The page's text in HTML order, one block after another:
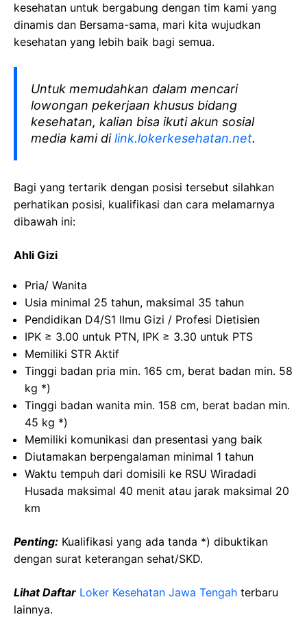
kesehatan untuk bergabung dengan tim kami yang
dinamis dan Bersama-sama, mari kita wujudkan
kesehatan yang lebih baik bagi semua.
Untuk memudahkan dalam mencari
lowongan pekerjaan khusus bidang
kesehatan, kalian bisa ikuti akun sosial
media kami dilink.lokerkesehatan.net.
Bagi yang tertarik dengan posisi tersebut silahkan
perhatikan posisi, kualifikasi dan cara melamarnya
dibawah ini:
Ahli Gizi
Pria/ Wanita
Usia minimal 25 tahun, maksimal 35 tahun
Pendidikan D4/S1 lImu Gizi / Profesi Dietisien
IPK ≥ 3.00 untuk PTN, IPK ≥ 3.30 untuk PTS
Memiliki STR Aktif
Tinggi badan pria min. 165 cm, berat badan min. 58
kg *)
Tinggi badan wanita min. 158 cm, berat badan min.
45 kg *)
Memiliki komunikasi dan presentasi yang baik
Diutamakan berpengalaman minimal 1 tahun
Waktu tempuh dari domisili ke RSU Wiradadi
Husada maksimal 40 menit atau jarak maksimal 20
km
Penting: Kualifikasi yang ada tanda *) dibuktikan
dengan surat keterangan sehat/SKD.
Lihat Daftar Loker Kesehatan Jawa Tengah terbaru
lainnya.